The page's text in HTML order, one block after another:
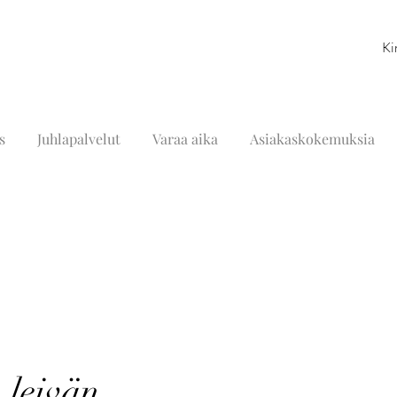
Juhlapalvelut Varaa aika Asiakaskokemuksia